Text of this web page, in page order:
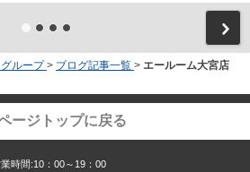
ループ > ブログ記事一覧 > エールーム大宮店
ージトップに戻る
時間:10：00～19：00